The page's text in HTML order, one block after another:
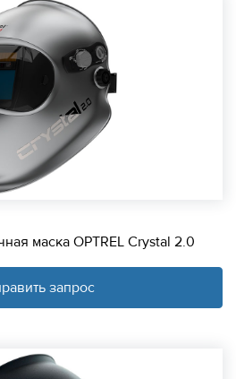
маска OPTREL Crystal 2.0
запрос